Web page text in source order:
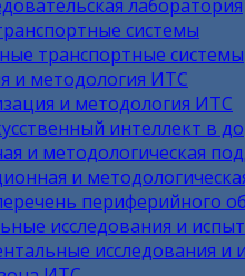
лаборатория
системы
транспортные системы
и методология ИТС
и методология ИТС
интеллект в
и методологическая
и
периферийного
исследования и
исследования и